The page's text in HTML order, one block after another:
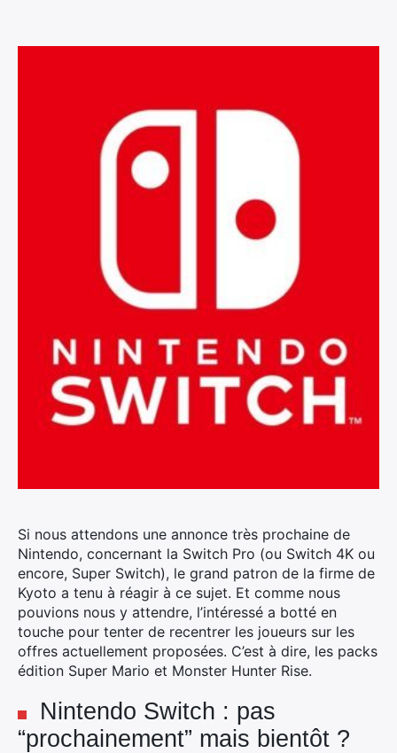
Si nous attendons une annonce très prochaine de
Nintendo, concernant la Switch Pro (ou Switch 4K ou
encore, Super Switch), le grand patron de la firme de
Kyoto a tenu à réagir à ce sujet. Et comme nous
pouvions nous y attendre, l’intéressé a botté en
touche pour tenter de recentrer les joueurs sur les
offres actuellement proposées. C’est à dire, les packs
édition Super Mario et Monster Hunter Rise.
Nintendo Switch : pas
“prochainement” mais bientôt ?